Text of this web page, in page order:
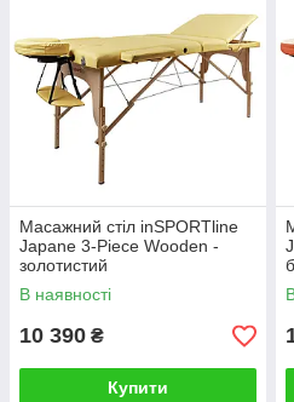
Масажний стіл inSPORTline
Japane 3-Piece Wooden -
золотистий
В наявності
10 390 ₴
Купити